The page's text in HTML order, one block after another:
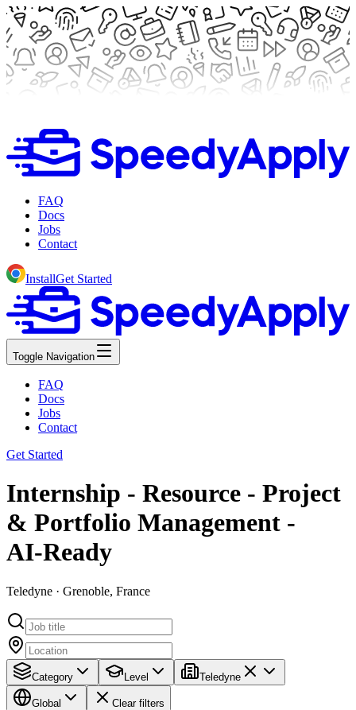
FAQ
Docs
Jobs
Contact
InstallGet Started
Toggle Navigation
FAQ
Docs
Jobs
Contact
Get Started
Internship - Resource - Project
& Portfolio Management -
AI‑Ready
Teledyne · Grenoble, France
Category Level Teledyne
Global Clear filters